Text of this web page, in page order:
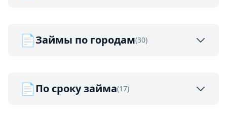
📄Займы по городам(30)
📄По сроку займа(17)